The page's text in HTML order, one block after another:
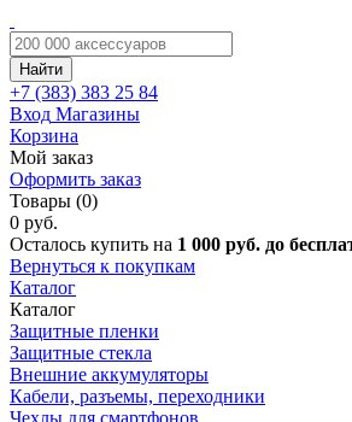
Найти
+7 (383) 383 25 84
Вход Магазины
Корзина
Мой заказ
Оформить заказ
Товары (0)
0 руб.
Осталось купить на 1 000 руб. до
Вернуться к покупкам
Каталог
Каталог
Защитные пленки
Защитные стекла
Внешние аккумуляторы
Кабели, разъемы, переходники
Чехлы для смартфонов